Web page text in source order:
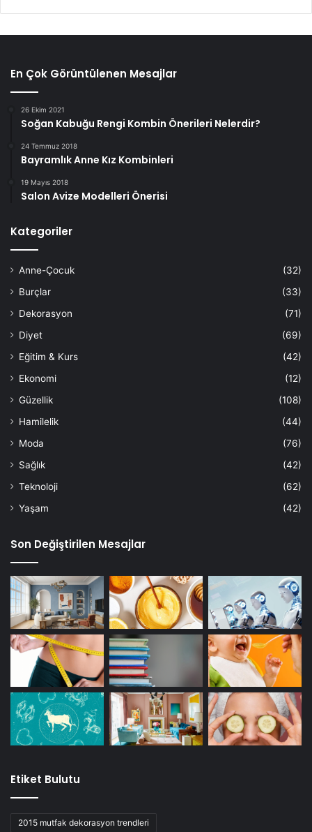
En Çok Görüntülenen Mesajlar
26 Ekim 2021
Soğan Kabuğu Rengi Kombin Önerileri Nelerdir?
24 Temmuz 2018
Bayramlık Anne Kız Kombinleri
19 Mayıs 2018
Salon Avize Modelleri Önerisi
Kategoriler
Anne-Çocuk
(32)
Burçlar
(33)
Dekorasyon
(71)
Diyet
(69)
Eğitim & Kurs
(42)
Ekonomi
(12)
Güzellik
(108)
Hamilelik
(44)
Moda
(76)
Sağlık
(42)
Teknoloji
(62)
Yaşam
(42)
Son Değiştirilen Mesajlar
Etiket Bulutu
2015 mutfak dekorasyon trendleri